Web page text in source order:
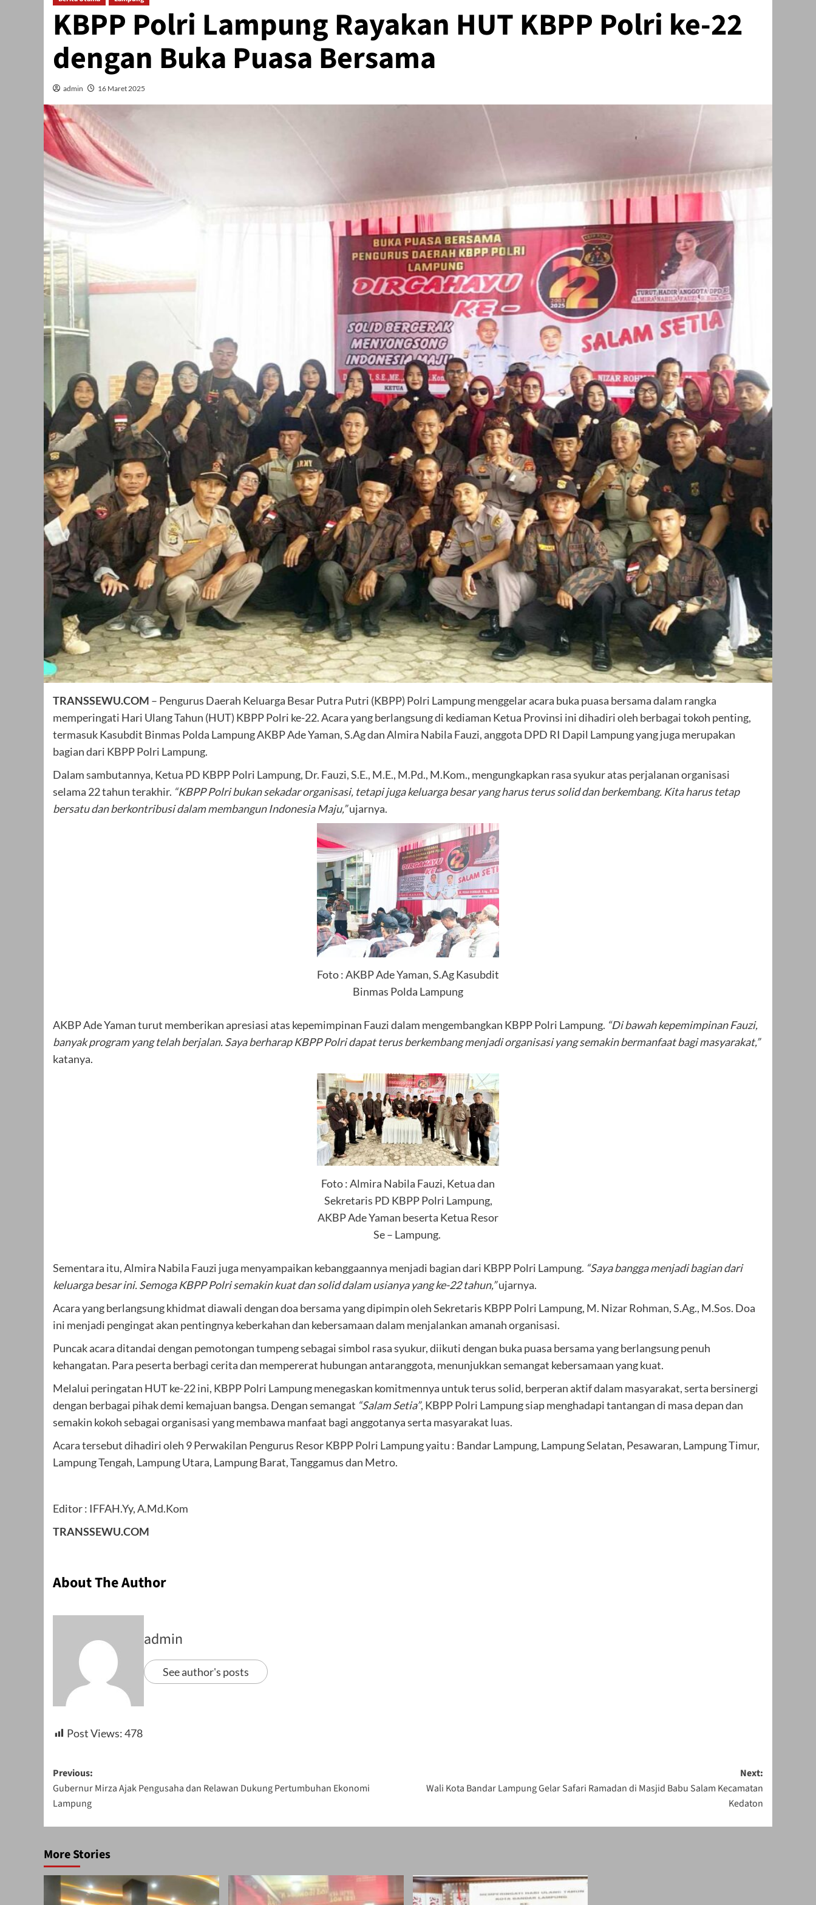
KBPP Polri Lampung Rayakan HUT KBPP Polri ke-22
dengan Buka Puasa Bersama
admin 16 Maret 2025
TRANSSEWU.COM – Pengurus Daerah Keluarga BesarPutra Putri (KBPP) Polri Lampung menggelar acara buka puasa bersama dalam rangka
memperingati Hari Ulang Tahun (HUT) KBPP Polri ke-22. Acara yang berlangsung di kediaman Ketua Provinsi ini dihadiri oleh berbagai tokoh penting,
termasuk Kasubdit Binmas Polda Lampung AKBP Ade Yaman, S.Ag dan Almira Nabila Fauzi, anggota DPD RI Dapil Lampung yang juga merupakan
bagian dari KBPP Polri Lampung.
Dalam sambutannya, Ketua PD KBPP Polri Lampung, Dr. Fauzi, S.E., M.E., M.Pd., M.Kom., mengungkapkan rasa syukur atas perjalanan organisasi
selama 22 tahun terakhir. “KBPP Polri bukan sekadar organisasi, tetapi juga keluarga besar yang harus terus solid dan berkembang. Kita harus tetap
bersatu dan berkontribusi dalam membangun Indonesia Maju,”ujarnya.
Foto : AKBP Ade Yaman, S.Ag Kasubdit
Binmas Polda Lampung
AKBP Ade Yaman turut memberikan apresiasi atas kepemimpinan Fauzi dalam mengembangkan KBPP Polri Lampung. “Di bawah kepemimpinan Fauzi,
banyak program yang telah berjalan. Saya berharap KBPP Polri dapat terus berkembang menjadi organisasi yang semakin bermanfaat bagi masyarakat,”
katanya.
Foto : Almira Nabila Fauzi, Ketua dan
Sekretaris PD KBPP Polri Lampung,
AKBP Ade Yaman beserta Ketua Resor
Se – Lampung.
Sementara itu, Almira Nabila Fauzi juga menyampaikan kebanggaannya menjadi bagian dari KBPP Polri Lampung. “Saya bangga menjadi bagian dari
keluarga besar ini. Semoga KBPP Polri semakin kuat dan solid dalam usianya yang ke-22 tahun,”ujarnya.
Acara yang berlangsung khidmat diawali dengan doa bersama yang dipimpin oleh Sekretaris KBPP Polri Lampung, M. Nizar Rohman, S.Ag., M.Sos. Doa
ini menjadi pengingat akan pentingnya keberkahan dan kebersamaan dalam menjalankan amanah organisasi.
Puncak acara ditandai dengan pemotongan tumpeng sebagai simbol rasa syukur, diikuti dengan buka puasa bersama yang berlangsung penuh
kehangatan. Para peserta berbagi cerita dan mempererat hubungan antaranggota, menunjukkan semangat kebersamaan yang kuat.
Melalui peringatan HUT ke-22 ini, KBPP Polri Lampung menegaskan komitmennya untuk terus solid, berperan aktif dalam masyarakat, serta bersinergi
dengan berbagai pihak demi kemajuan bangsa. Dengan semangat “Salam Setia”, KBPP Polri Lampung siap menghadapi tantangan di masa depan dan
semakin kokoh sebagai organisasi yang membawa manfaat bagi anggotanya serta masyarakat luas.
Acara tersebut dihadiri oleh 9 Perwakilan Pengurus Resor KBPP Polri Lampung yaitu : Bandar Lampung, Lampung Selatan, Pesawaran, Lampung Timur,
Lampung Tengah, Lampung Utara, Lampung Barat, Tanggamus dan Metro.
Editor : IFFAH.Yy, A.Md.Kom
TRANSSEWU.COM
About The Author
admin
See author's posts
Post Views:478
Post
navigation
Previous:
Gubernur Mirza Ajak Pengusaha dan Relawan Dukung Pertumbuhan Ekonomi
Lampung
Next:
Wali Kota Bandar Lampung Gelar Safari Ramadan di Masjid Babu Salam Kecamatan
Kedaton
More Stories